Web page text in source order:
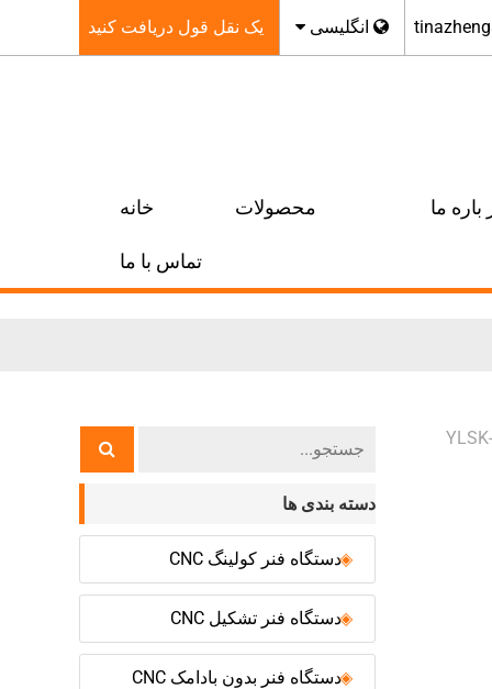
انگلیسی یک نقل قول دریافت کنید
خانه محصولات باره ما
تماس با ما
دسته بندی ها
دستگاه فنر کولینگ CNC
دستگاه فنر تشکیل CNC
دستگاه فنر بدون بادامک CNC